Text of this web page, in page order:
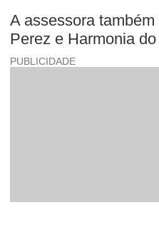
A assessora
Perez e Harmonia
PUBLICIDADE